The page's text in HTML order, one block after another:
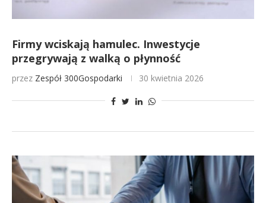
Firmy wciskają hamulec. Inwestycje
przegrywają z walką o płynność
przez Zespół 300Gospodarki 30 kwietnia 2026